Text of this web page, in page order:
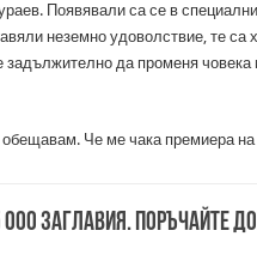
Появявали са се в
неземно удоволствие, те са
задължително да променя
Че ме чака премиера на
заглавия. Поръчайте